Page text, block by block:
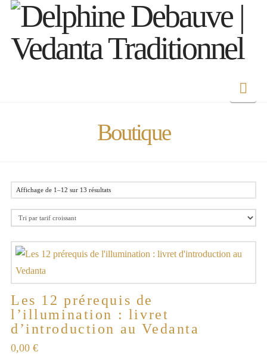
Boutique
Affichage de 1–12 sur 13 résultatsTrié
Les 12 prérequis de
l’illumination : livret
d’introduction au Vedanta
0,00 €